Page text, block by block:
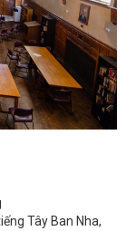
Tây Ban Nha,